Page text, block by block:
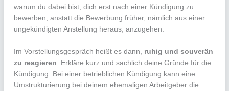
warum du dabei bist, dich erst nach einer Kündigung zu
bewerben, anstatt die Bewerbung früher, nämlich aus einer
ungekündigten Anstellung heraus, anzugehen.
Im Vorstellungsgespräch heißt es dann, ruhig und souverän
zu reagieren . Erkläre kurz und sachlich deine Gründe für die
Kündigung. Bei einer betrieblichen Kündigung kann eine
Umstrukturierung bei deinem ehemaligen Arbeitgeber die